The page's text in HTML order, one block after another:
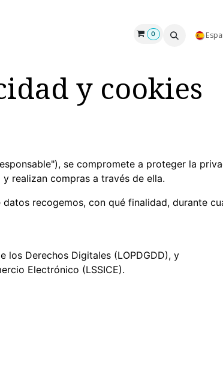
NOSOTROS
0
y cookies
se compromete a proteger la
realizan compras a través de ella.
recogemos, con qué finalidad, durante
los Derechos Digitales (LOPDGDD), y
Electrónico (LSSICE).